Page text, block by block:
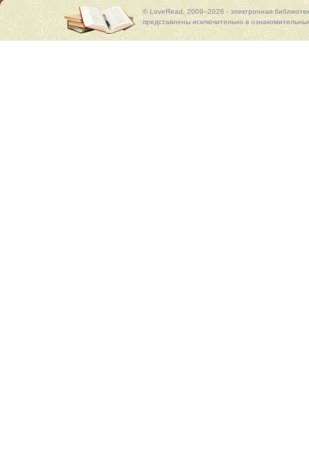
© LoveRead, 2009–2026 - электронная
представлены исключительно в